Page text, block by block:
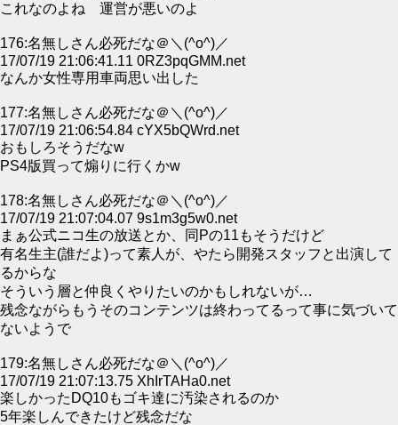
これなのよね 運営が悪いのよ
176:名無しさん必死だな＠＼(^o^)／
17/07/19 21:06:41.11 0RZ3pqGMM.net
なんか女性専用車両思い出した
177:名無しさん必死だな＠＼(^o^)／
17/07/19 21:06:54.84 cYX5bQWrd.net
おもしろそうだなw
PS4版買って煽りに行くかw
178:名無しさん必死だな＠＼(^o^)／
17/07/19 21:07:04.07 9s1m3g5w0.net
まぁ公式ニコ生の放送とか、同Pの11もそうだけど
有名生主(誰だよ)って素人が、やたら開発スタッフと出演して
るからな
そういう層と仲良くやりたいのかもしれないが…
残念ながらもうそのコンテンツは終わってるって事に気づいて
ないようで
179:名無しさん必死だな＠＼(^o^)／
17/07/19 21:07:13.75 XhIrTAHa0.net
楽しかったDQ10もゴキ達に汚染されるのか
5年楽しんできたけど残念だな